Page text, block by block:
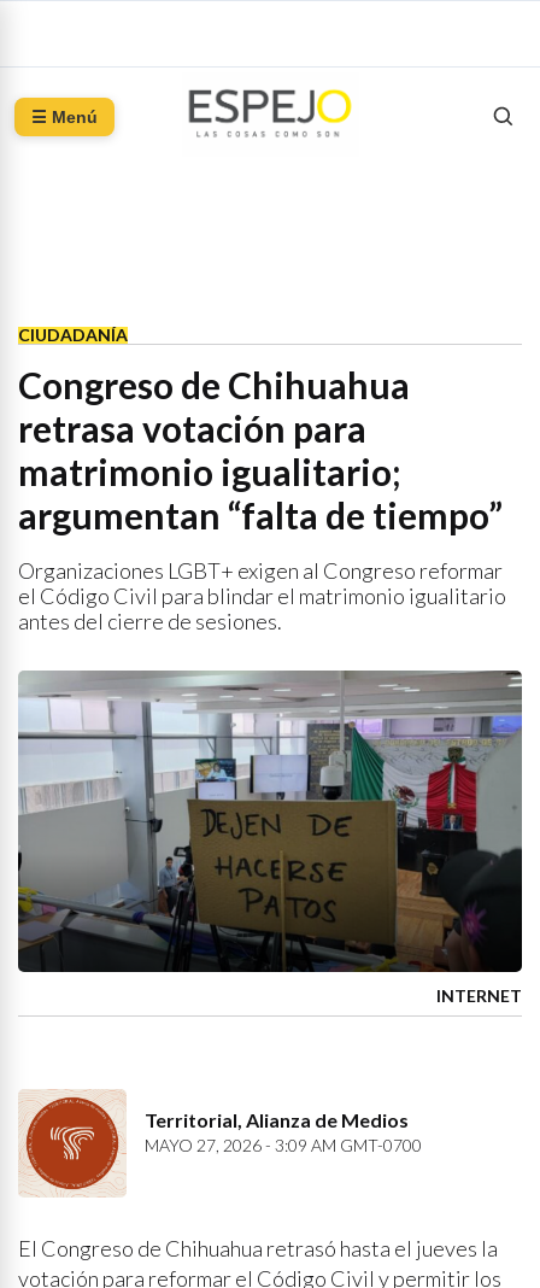
☰ Menú
CIUDADANÍA
Congreso de Chihuahua
retrasa votación para
matrimonio igualitario;
argumentan “falta de tiempo”
Organizaciones LGBT+ exigen al Congreso reformar
el Código Civil para blindar el matrimonio igualitario
antes del cierre de sesiones.
INTERNET
Territorial, Alianza de Medios
MAYO 27, 2026 - 3:09 AM GMT-0700
El Congreso de Chihuahua retrasó hasta el jueves la
votación para reformar el Código Civil y permitir los